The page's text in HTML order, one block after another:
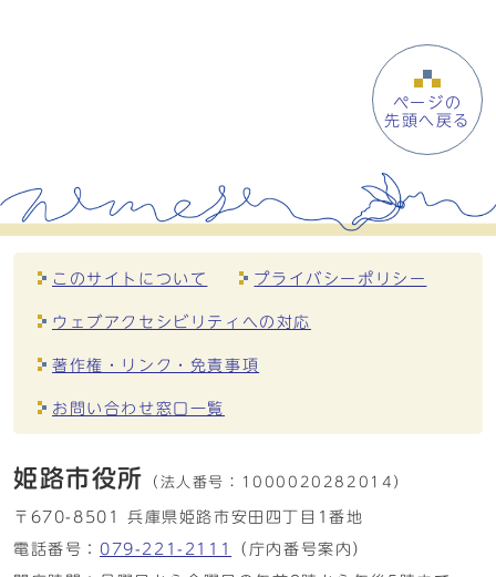
ページの
先頭へ戻る
このサイトについて プライバシーポリシー
ウェブアクセシビリティへの対応
著作権・リンク・免責事項
お問い合わせ窓口一覧
姫路市役所 （法人番号： 1000020282014）
〒670-8501 兵庫県姫路市安田四丁目1番地
電話番号： 079-221-2111
（庁内番号案内）